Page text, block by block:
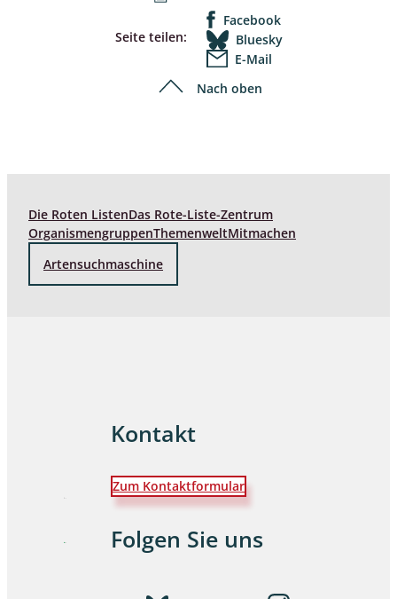
Seite teilen:
Facebook
Bluesky
E-Mail
Nach oben
Die Roten ListenDas Rote-Liste-Zentrum
OrganismengruppenThemenweltMitmachen
Artensuchmaschine
Kontakt
Zum Kontaktformular
Folgen Sie uns